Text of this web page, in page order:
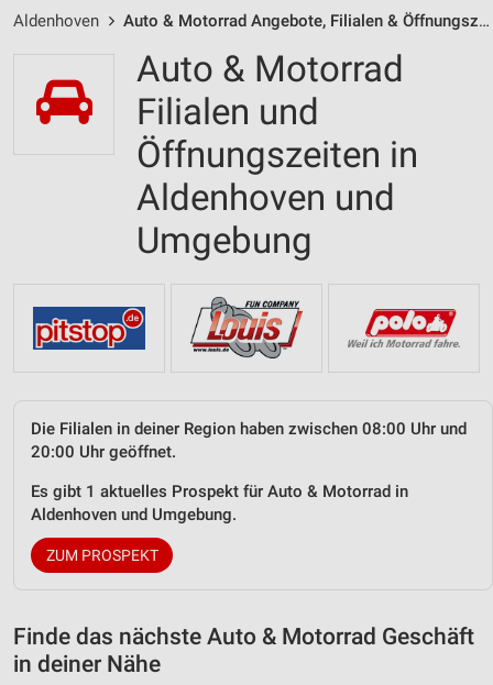
Aldenhoven Auto & Motorrad Angebote, Filialen & Öffnungszeiten
Auto & Motorrad
Filialen und
Öffnungszeiten in
Aldenhoven und
Umgebung
Die Filialen in deiner Region haben zwischen 08:00 Uhr und
20:00 Uhr geöffnet.
Es gibt 1 aktuelles Prospekt für Auto & Motorrad in
Aldenhoven und Umgebung.
ZUM PROSPEKT
Finde das nächste Auto & Motorrad Geschäft
in deiner Nähe